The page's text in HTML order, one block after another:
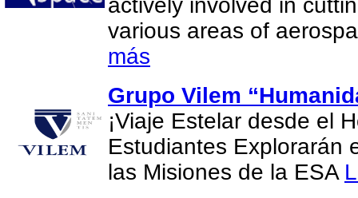
actively involved in
various areas of
más
Grupo Vilem
¡Viaje Estelar desde el
Estudiantes Explorarán
las Misiones de la ESA